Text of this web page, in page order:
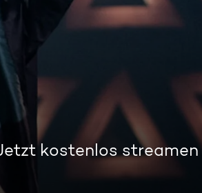
Die Show der Emotionen
kostenlos streamen